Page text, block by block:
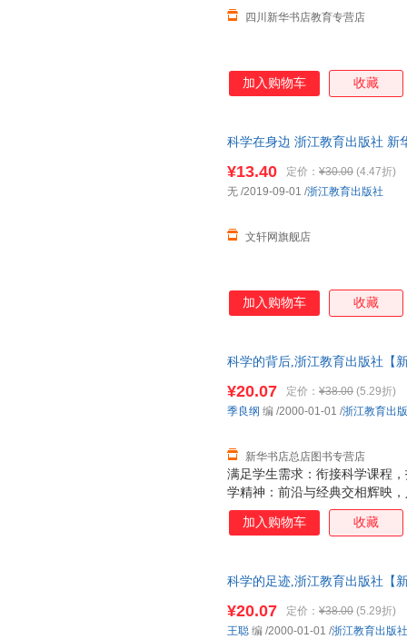
四川新华书店教育专营店
加入购物车 收藏
科学在身边 浙江教育出版社 新
¥13.40 定价： ¥30.00 (4.47折)
文轩网旗舰店
无 /2019-09-01 /浙江教育出版社
加入购物车 收藏
科学的背后,浙江教育出版社【
满足学生需求：衔接科学课程
学精神：前沿与经典交相辉映
¥20.07 定价： ¥38.00 (5.29折)
新华书店总店图书专营店
季良纲 编 /2000-01-01 /浙江教育出
加入购物车 收藏
科学的足迹,浙江教育出版社【
¥20.07 定价： ¥38.00 (5.29折)
王聪 编 /2000-01-01 /浙江教育出版社